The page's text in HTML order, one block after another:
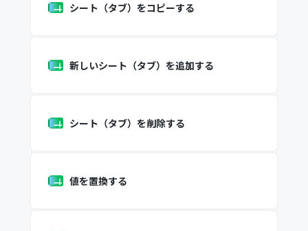
シート（タブ）をコピーする
新しいシート（タブ）を追加する
シート（タブ）を削除する
値を置換する